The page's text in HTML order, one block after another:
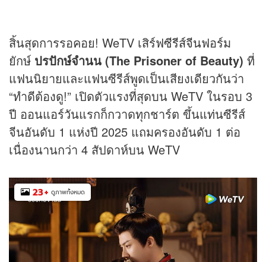
สิ้นสุดการรอคอย! WeTV เสิร์ฟซีรีส์จีนฟอร์ม
ยักษ์ ปรปักษ์จำนน (The Prisoner of Beauty) ที่
แฟนนิยายและแฟนซีรีส์พูดเป็นเสียงเดียวกันว่า
“ทำดีต้องดู!” เปิดตัวแรงที่สุดบน WeTV ในรอบ 3
ปี ออนแอร์วันแรกก็กวาดทุกชาร์ต ขึ้นแท่นซีรีส์
จีนอันดับ 1 แห่งปี 2025 แถมครองอันดับ 1 ต่อ
เนื่องนานกว่า 4 สัปดาห์บน WeTV
23+ ดูภาพทั้งหมด